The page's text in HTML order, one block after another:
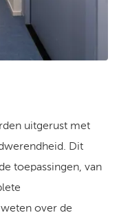
uitgerust met
Dit
toepassingen, van
over de